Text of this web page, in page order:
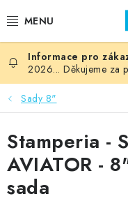
na
NOVINKY
HURÁ DÍLNA
VŠECHNO ZBOŽÍ
KNIHAŘSKÝ MATERIÁL
2026... Děkujeme za
Sady 8"
Stamperia -
AVIATOR -
sada